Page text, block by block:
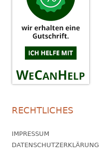
RECHTLICHES
IMPRESSUM
DATENSCHUTZERKLÄRUNG